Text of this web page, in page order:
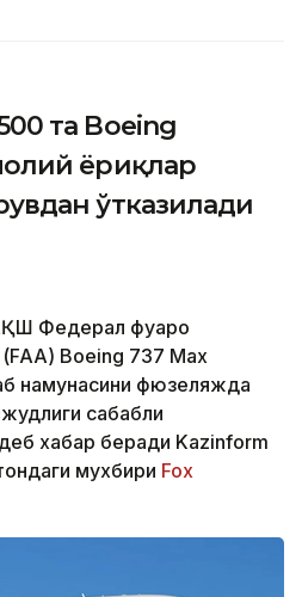
та Boeing
ёриқлар
ўтказилади
Федерал фуқаро
Boeing 737 Max
намунасини фюзеляжда
сабабли
хабар беради Kazinform
мухбири Fox